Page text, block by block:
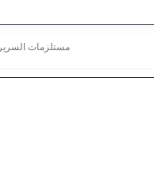
bed / مستلزمات السرير